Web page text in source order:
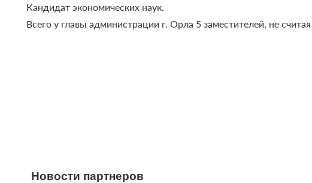
Кандидат экономических наук.
Всего у главы администрации г. Орла 5 заместителей, не
Новости партнеров